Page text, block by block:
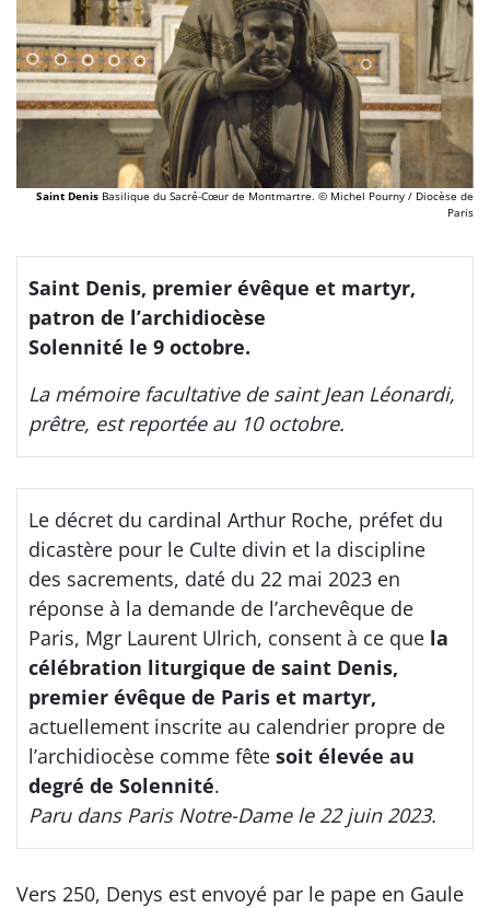
Saint Denis Basilique du Sacré-Cœur de Montmartre. © Michel Pourny / Diocèse de
Paris
Saint Denis, premier évêque et martyr,
patron de l’archidiocèse
Solennité le 9 octobre.
La mémoire facultative de saint Jean Léonardi,
prêtre, est reportée au 10 octobre.
Le décret du cardinal Arthur Roche, préfet du
dicastère pour le Culte divin et la discipline
des sacrements, daté du 22 mai 2023 en
réponse à la demande de l’archevêque de
Paris, Mgr Laurent Ulrich, consent à ce que la
célébration liturgique de saint Denis,
premier évêque de Paris et martyr,
actuellement inscrite au calendrier propre de
l’archidiocèse comme fête soit élevée au
degré de Solennité.
Paru dans Paris Notre-Dame le 22 juin 2023.
Vers 250, Denys est envoyé par le pape en Gaule